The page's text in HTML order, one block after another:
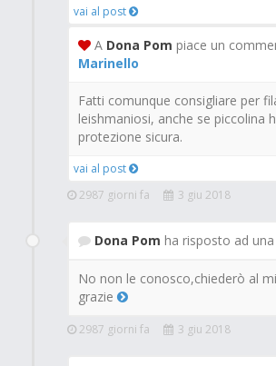
vai al post
A Dona Pom piace un
Marinello
Fatti comunque consigliare per
leishmaniosi, anche se piccolina
protezione sicura.
vai al post
2987 giorni fa
3 giu 2018
Dona Pom ha risposto ad una
No non le conosco,chiederò al
grazie
2987 giorni fa 3 giu 2018